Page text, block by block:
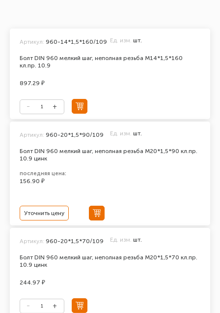
Болт DIN 960 мелкий шаг, неполная резьба М14*1,5*160
кл.пр. 10.9
Артикул: 960-14*1,5*160/109 Ед. изм. шт.
897.29 ₽
Болт DIN 960 мелкий шаг, неполная резьба М20*1,5*90 кл.пр.
10.9 цинк
Артикул: 960-20*1,5*90/109 Ед. изм. шт.
последняя цена:
156.90 ₽
Уточнить цену
Болт DIN 960 мелкий шаг, неполная резьба М20*1,5*70 кл.пр.
10.9 цинк
Артикул: 960-20*1,5*70/109 Ед. изм. шт.
244.97 ₽